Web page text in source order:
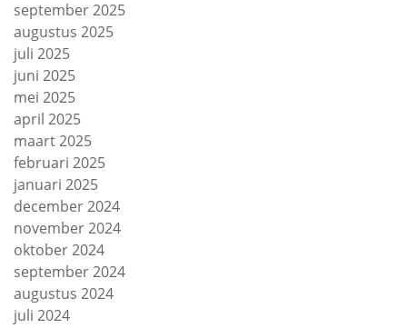
september 2025
augustus 2025
juli 2025
juni 2025
mei 2025
april 2025
maart 2025
februari 2025
januari 2025
december 2024
november 2024
oktober 2024
september 2024
augustus 2024
juli 2024